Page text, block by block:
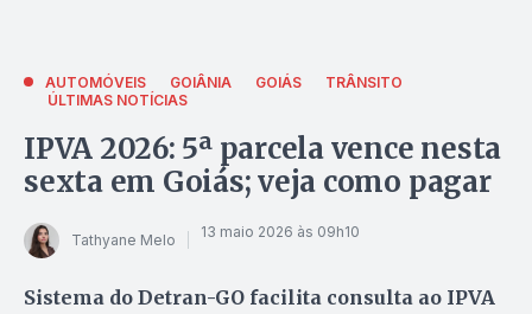
AUTOMÓVEIS GOIÂNIA GOIÁS
TRÂNSITO
ÚLTIMAS NOTÍCIAS
IPVA 2026: 5ª parcela vence nesta
sexta em Goiás; veja como pagar
Tathyane Melo 13 maio 2026 às 09h10
Sistema do Detran-GO facilita consulta ao IPVA